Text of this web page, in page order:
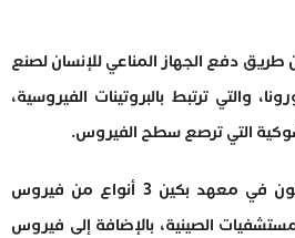
دفع الجهاز المناعي للإنسان لصنع
والتي ترتبط بالبروتينات الفيروسية،
التي ترصع سطح الفيروس.
ولإنتاج اللقاح، أحضر الباحثون في معهد بكين 3 أنواع من فيروس
الصينية، بالإضافة إلى فيروس